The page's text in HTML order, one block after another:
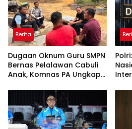
Berita
Dugaan Oknum Guru SMPN
Bernas Pelalawan Cabuli
Anak, Komnas PA Ungkap
Polres Sejak Juli